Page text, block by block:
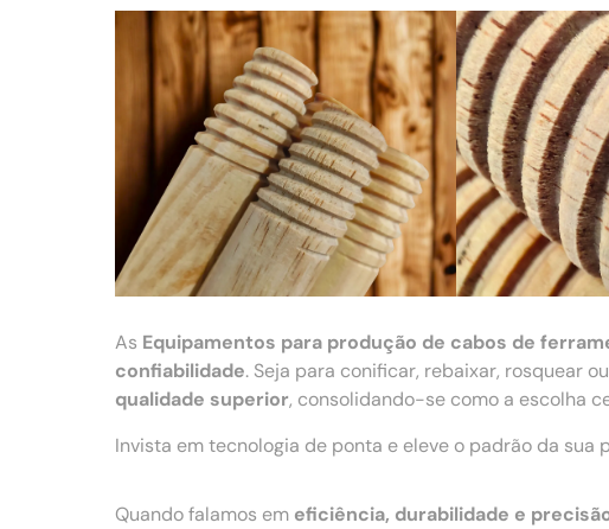
As Equipamentos para produção de cabos de
confiabilidade. Seja para conificar, rebaixar, rosquear
qualidade superior, consolidando-se como a escolha
Invista em tecnologia de ponta e eleve o padrão da sua
Quando falamos em eficiência, durabilidade e